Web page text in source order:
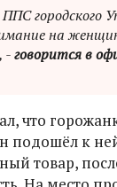
городского
на
-говорится в
что
подошёл к
товар,